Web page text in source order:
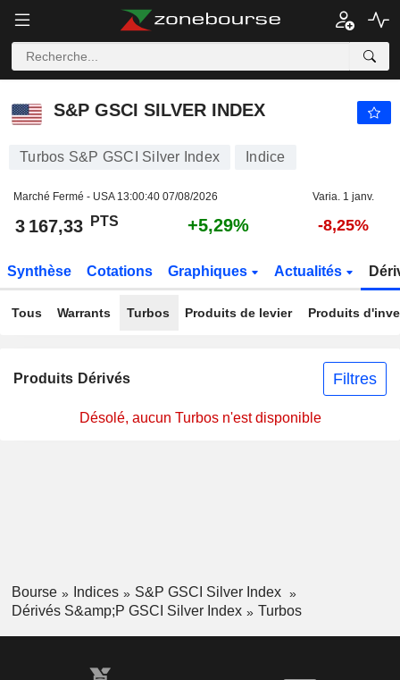
S&P GSCI SILVER INDEX
S&P GSCI SILVER INDEX
Turbos S&P GSCI Silver Index Indice
Marché Fermé - USA 13:00:40 07/08/2026 Varia. 1 janv.
3 167,33 PTS +5,29% -8,25%
Synthèse Cotations Graphiques Actualités
Tous Warrants Turbos Produits de levier Produits
Produits Dérivés Filtres
Désolé, aucun Turbos n'est disponible
Bourse Indices
S&P GSCI Silver Index
Dérivés S&amp;P GSCI Silver Index
Turbos